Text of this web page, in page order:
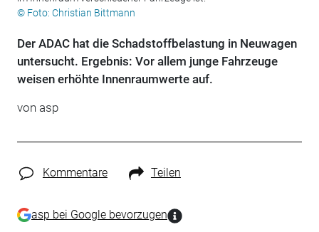
© Foto: Christian Bittmann
Der ADAC hat die Schadstoffbelastung in Neuwagen
untersucht. Ergebnis: Vor allem junge Fahrzeuge
weisen erhöhte Innenraumwerte auf.
von asp
Kommentare Teilen
asp bei Google bevorzugen